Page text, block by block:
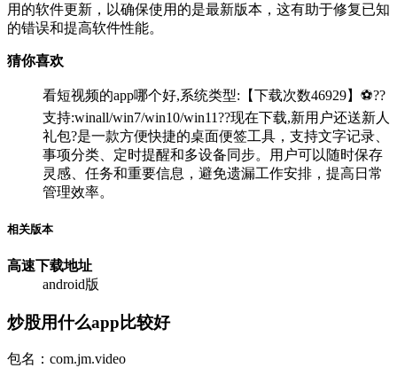
用的软件更新，以确保使用的是最新版本，这有助于修复已知
的错误和提高软件性能。
猜你喜欢
看短视频的app哪个好,系统类型:【下载次数46929】⚽??
支持:winall/win7/win10/win11??现在下载,新用户还送新人
礼包?是一款方便快捷的桌面便签工具，支持文字记录、
事项分类、定时提醒和多设备同步。用户可以随时保存
灵感、任务和重要信息，避免遗漏工作安排，提高日常
管理效率。
相关版本
高速下载地址
android版
炒股用什么app比较好
包名：com.jm.video